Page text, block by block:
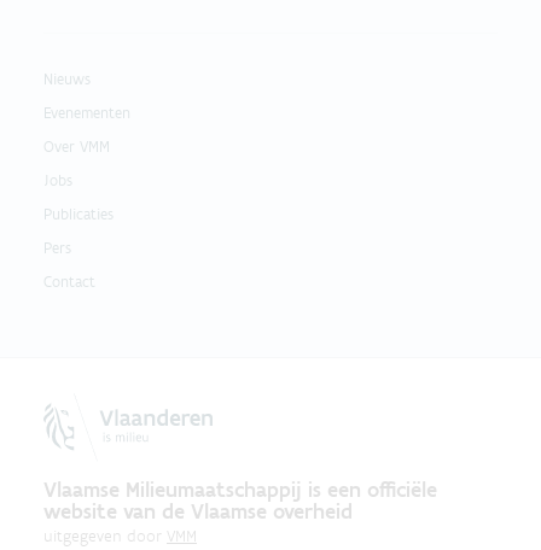
Nieuws
Evenementen
Over VMM
Jobs
Publicaties
Pers
Contact
Vlaamse Milieumaatschappij is een officiële
website van de Vlaamse overheid
uitgegeven door VMM